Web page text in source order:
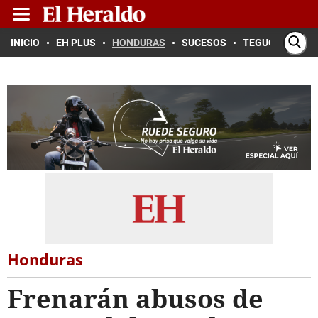
INICIO EH PLUS HONDURAS SUCESOS TEGUCIGALPA
Honduras
Frenarán abusos de